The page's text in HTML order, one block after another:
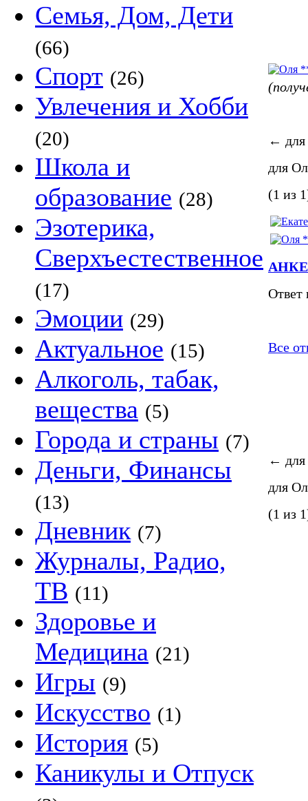
Семья, Дом, Дети
(66)
Спорт (26)
Увлечения и Хобби
(20)
Школа и
образование (28)
Эзотерика,
Сверхъестественное
(17)
Эмоции (29)
Актуальное (15)
Алкоголь, табак,
вещества (5)
Города и страны (7)
Деньги, Финансы
(13)
Дневник (7)
Журналы, Радио,
ТВ (11)
Здоровье и
Медицина (21)
Игры (9)
Искусство (1)
История (5)
Каникулы и Отпуск
←
для
(1 из
Ответ
Все
←
для
(1 из